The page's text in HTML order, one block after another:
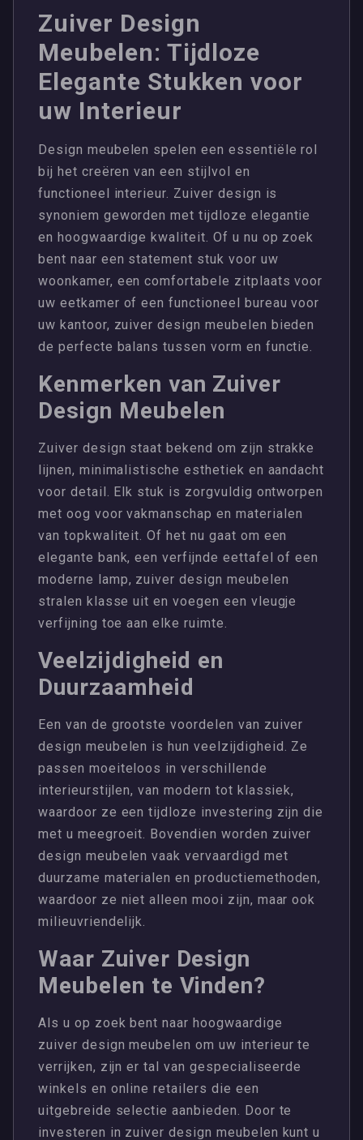
Zuiver Design
Meubelen: Tijdloze
Elegante Stukken voor
uw Interieur
Design meubelen spelen een essentiële rol
bij het creëren van een stijlvol en
functioneel interieur. Zuiver design is
synoniem geworden met tijdloze elegantie
en hoogwaardige kwaliteit. Of u nu op zoek
bent naar een statement stuk voor uw
woonkamer, een comfortabele zitplaats voor
uw eetkamer of een functioneel bureau voor
uw kantoor, zuiver design meubelen bieden
de perfecte balans tussen vorm en functie.
Kenmerken van Zuiver
Design Meubelen
Zuiver design staat bekend om zijn strakke
lijnen, minimalistische esthetiek en aandacht
voor detail. Elk stuk is zorgvuldig ontworpen
met oog voor vakmanschap en materialen
van topkwaliteit. Of het nu gaat om een
elegante bank, een verfijnde eettafel of een
moderne lamp, zuiver design meubelen
stralen klasse uit en voegen een vleugje
verfijning toe aan elke ruimte.
Veelzijdigheid en
Duurzaamheid
Een van de grootste voordelen van zuiver
design meubelen is hun veelzijdigheid. Ze
passen moeiteloos in verschillende
interieurstijlen, van modern tot klassiek,
waardoor ze een tijdloze investering zijn die
met u meegroeit. Bovendien worden zuiver
design meubelen vaak vervaardigd met
duurzame materialen en productiemethoden,
waardoor ze niet alleen mooi zijn, maar ook
milieuvriendelijk.
Waar Zuiver Design
Meubelen te Vinden?
Als u op zoek bent naar hoogwaardige
zuiver design meubelen om uw interieur te
verrijken, zijn er tal van gespecialiseerde
winkels en online retailers die een
uitgebreide selectie aanbieden. Door te
investeren in zuiver design meubelen kunt u